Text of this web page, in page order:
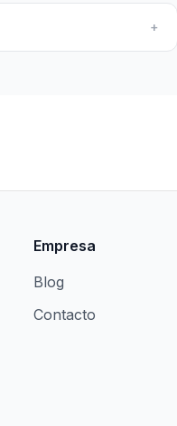
+
Empresa
Blog
Contacto